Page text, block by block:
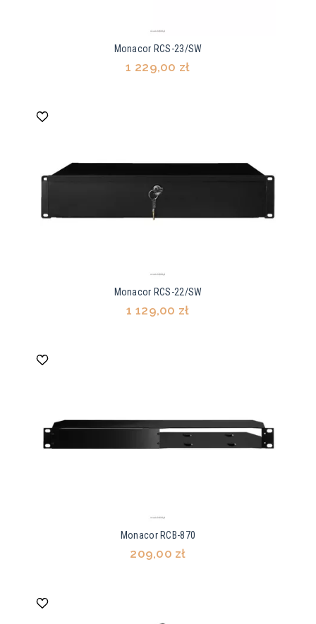
Monacor RCS-23/SW
1 229,00 zł
Monacor RCS-22/SW
1 129,00 zł
Monacor RCB-870
209,00 zł